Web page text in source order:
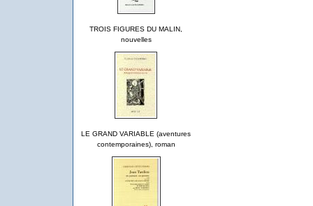
TROIS FIGURES DU MALIN,
nouvelles
LE GRAND VARIABLE (aventures
contemporaines), roman